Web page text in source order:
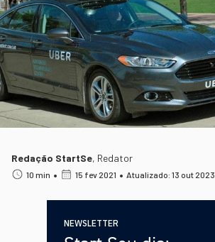
Redação StartSe, Redator
10 min • 15 fev 2021 • Atualizado: 13 out 2023
NEWSLETTER